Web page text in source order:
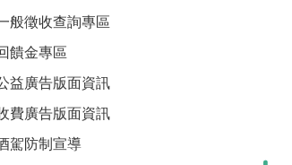
般徵收查詢專區
饋金專區
益廣告版面資訊
費廣告版面資訊
駕防制宣導